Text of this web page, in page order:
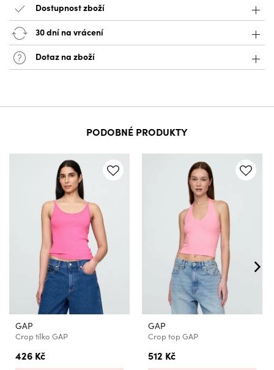
Dostupnost zboží
30 dní na vrácení
Dotaz na zboží
PODOBNÉ PRODUKTY
GAP
Crop tílko GAP
426 Kč
GAP
Crop top GAP
512 Kč